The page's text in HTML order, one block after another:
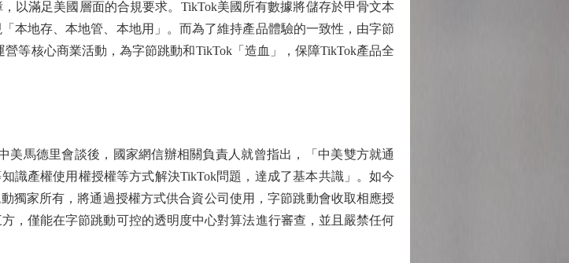
以滿足美國層面的合規要求。TikTok美國所有數據將儲存於甲骨文本
本地存、本地管、本地用」。而為了維持產品體驗的一致性，由字節
等核心商業活動，為字節跳動和TikTok「造血」，保障TikTok產品全
馬德里會談後，國家網信辦相關負責人就曾指出，「中美雙方就通
識產權使用權授權等方式解決TikTok問題，達成了基本共識」。如今
獨家所有，將通過授權方式供合資公司使用，字節跳動會收取相應授
，僅能在字節跳動可控的透明度中心對算法進行審查，並且嚴禁任何